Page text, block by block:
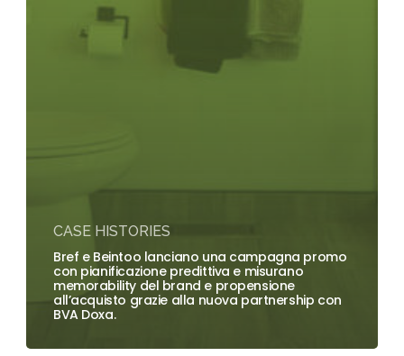
CASE HISTORIES
Bref e Beintoo lanciano una campagna promo
con pianificazione predittiva e misurano
memorability del brand e propensione
all’acquisto grazie alla nuova partnership con
BVA Doxa.